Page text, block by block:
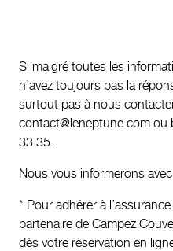
Si malgré toutes les
n’avez toujours pas la
surtout pas à nous
contact@leneptune.com ou
33 35.
Nous vous informerons
* Pour adhérer à
partenaire de Campez
dès votre réservation en